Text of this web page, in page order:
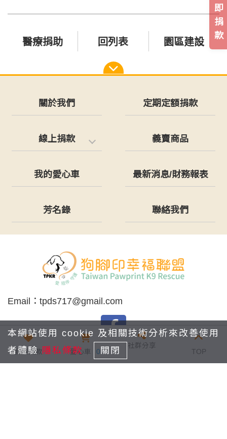
醫療捐助 回列表 園區建設
即
捐
款
關於我們 定期定額捐款
線上捐款 義賣商品
我的愛心車 最新消息/財務報表
芳名錄 聯絡我們
Email： tpds717@gmail.com
我要捐款 愛心車 0
社群分享
TOP
本網站使用 cookie 及相關技術分析來改善使用
者體驗 隱私條款 關閉